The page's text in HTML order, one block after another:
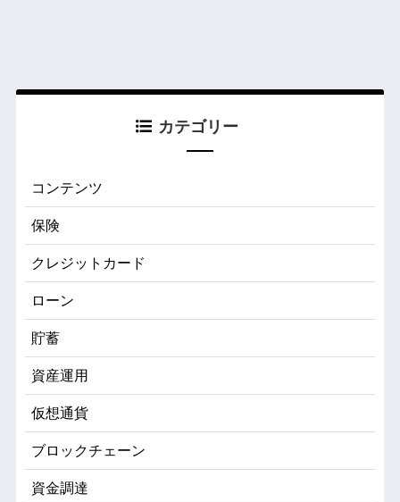
カテゴリー
コンテンツ
保険
クレジットカード
ローン
貯蓄
資産運用
仮想通貨
ブロックチェーン
資金調達